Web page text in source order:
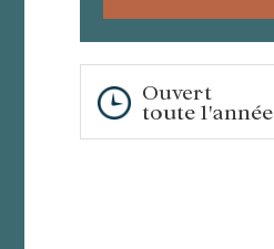
Ouvert
toute l'année